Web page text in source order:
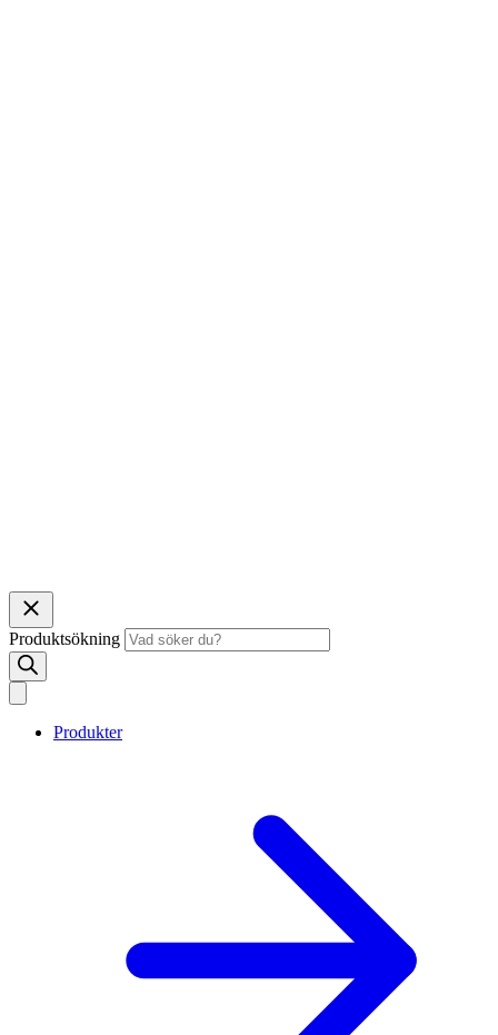
Produktsökning
Produkter